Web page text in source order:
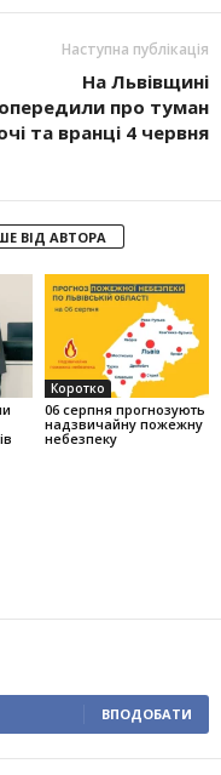
Наступна публікація
На Львівщині
про туман
та вранці 4 червня
ВІД АВТОРА
Коротко
06 серпня прогнозують
надзвичайну пожежну
небезпеку
ВПОДОБАТИ